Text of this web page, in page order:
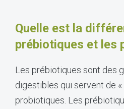
Quelle est la
prébiotiques et les
Les prébiotiques sont des
digestibles qui servent de «
probiotiques. Les